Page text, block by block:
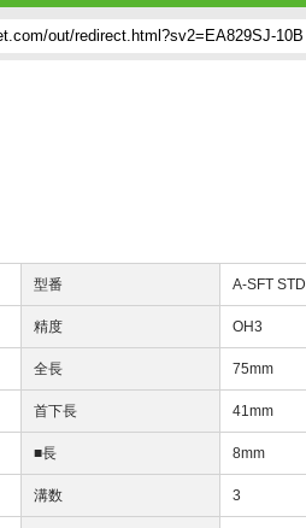
型番 A-SFT STD
精度 OH3
全長 75mm
首下長 41mm
■長 8mm
溝数 3